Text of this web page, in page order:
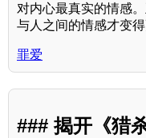
对内心最真实的情感
与人之间的情感才变得
罪爱
### 揭开《猎